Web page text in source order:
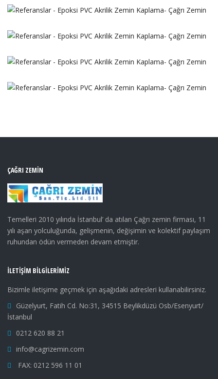
ÇAĞRI ZEMIN
Temelleri 2010 yılında İstanbul’ da atılan Çağrı zemin firması, 11
yılı aşan yolculuğunda, gelişmenin, değişimin ve kolektif paylaşım
ruhundan ödün vermeden devam etmiştir.
İLETIŞIM BILGILERIMIZ
Bizimle iletişime geçmek için aşağıdaki adresleri kullanabilirsiniz.
Güzelyurt, Fatih Cd. No:31, 34515 Beylikdüzü Osb/Esenyurt/
İstanbul
0212 620 88 21
info@cagrizemin.com
FAX: 0212 596 11 01